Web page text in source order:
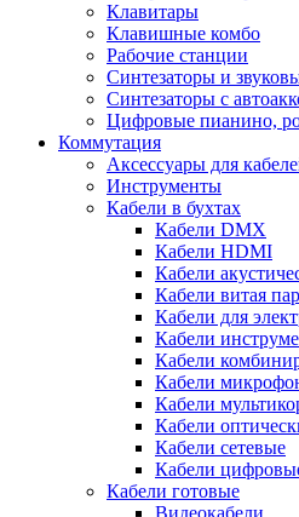
Клавитары
Клавишные комбо
Рабочие станции
Синтезаторы и
Синтезаторы с
Цифровые пианино,
Коммутация
Аксессуары для
Инструменты
Кабели в бухтах
Кабели DMX
Кабели HDMI
Кабели
Кабели витая
Кабели для
Кабели
Кабели
Кабели
Кабели
Кабели
Кабели сетевые
Кабели
Кабели готовые
Видеокабели